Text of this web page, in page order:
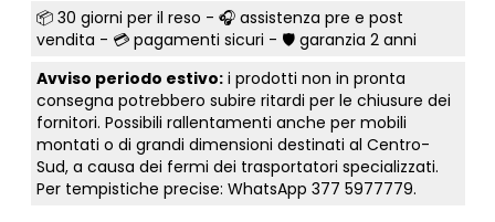
📦 30 giorni per il reso - 🎧 assistenza pre e post
vendita - 💳 pagamenti sicuri - 🛡️ garanzia 2 anni
Avviso periodo estivo:i prodotti non in pronta
consegna potrebbero subire ritardi per le chiusure dei
fornitori. Possibili rallentamenti anche per mobili
montati o di grandi dimensioni destinati al Centro-
Sud, a causa dei fermi dei trasportatori specializzati.
Per tempistiche precise: WhatsApp 377 5977779.